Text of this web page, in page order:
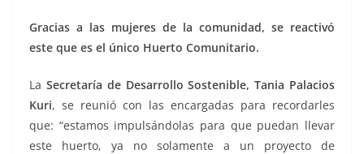
Gracias a las mujeres de la comunidad, se reactivó
este que es el único Huerto Comunitario.
La Secretaría de Desarrollo Sostenible, Tania Palacios
Kuri, se reunió con las encargadas para recordarles
que: “estamos impulsándolas para que puedan llevar
este huerto, ya no solamente a un proyecto de